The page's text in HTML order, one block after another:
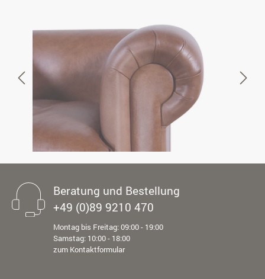
Beratung und Bestellung
+49 (0)89 9210 470
Montag bis Freitag: 09:00 - 19:00
Samstag: 10:00 - 18:00
zum Kontaktformular